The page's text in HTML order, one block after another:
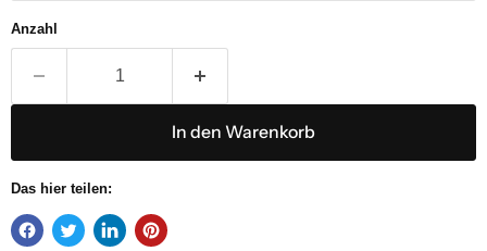
Anzahl
In den Warenkorb
Das hier teilen: